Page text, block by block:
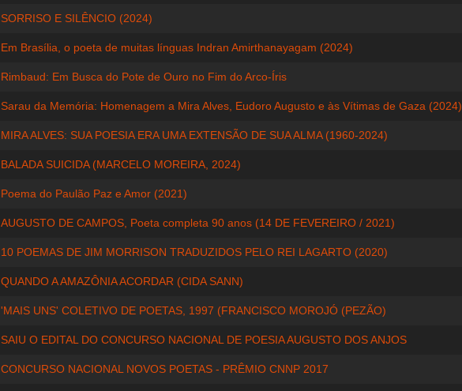
SORRISO E SILÊNCIO (2024)
Em Brasília, o poeta de muitas línguas Indran Amirthanayagam (2024)
Rimbaud: Em Busca do Pote de Ouro no Fim do Arco-Íris
Sarau da Memória: Homenagem a Mira Alves, Eudoro Augusto e às Vítimas de Gaza (2024)
MIRA ALVES: SUA POESIA ERA UMA EXTENSÃO DE SUA ALMA (1960-2024)
BALADA SUICIDA (MARCELO MOREIRA, 2024)
Poema do Paulão Paz e Amor (2021)
AUGUSTO DE CAMPOS, Poeta completa 90 anos (14 DE FEVEREIRO / 2021)
10 POEMAS DE JIM MORRISON TRADUZIDOS PELO REI LAGARTO (2020)
QUANDO A AMAZÔNIA ACORDAR (CIDA SANN)
'MAIS UNS' COLETIVO DE POETAS, 1997 (FRANCISCO MOROJÓ (PEZÃO)
SAIU O EDITAL DO CONCURSO NACIONAL DE POESIA AUGUSTO DOS ANJOS
CONCURSO NACIONAL NOVOS POETAS - PRÊMIO CNNP 2017